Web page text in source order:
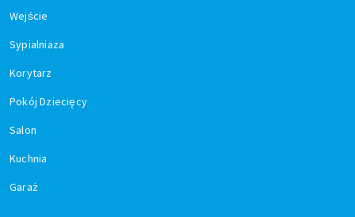
Wejście
Sypialniaza
Korytarz
Pokój Dziecięcy
Salon
Kuchnia
Garaż